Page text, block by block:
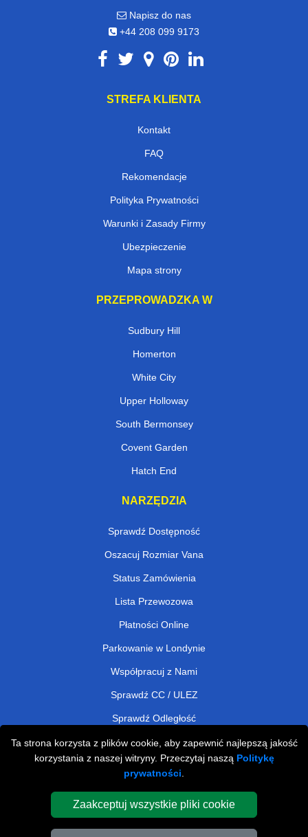
Ta strona korzysta z plików cookie, aby zapewnić najlepszą jakość
korzystania z naszej witryny. Przeczytaj naszą Politykę
prywatności
Zaakceptuj wszystkie pliki cookie
Napisz do nas
+44 208 099 9173
STREFA KLIENTA
Kontakt
FAQ
Rekomendacje
Polityka Prywatności
Warunki i Zasady Firmy
Ubezpieczenie
Mapa strony
PRZEPROWADZKA W
Sudbury Hill
Homerton
White City
Upper Holloway
South Bermonsey
Covent Garden
Hatch End
NARZĘDZIA
Sprawdź Dostępność
Oszacuj Rozmiar Vana
Status Zamówienia
Lista Przewozowa
Płatności Online
Parkowanie w Londynie
Współpracuj z Nami
Sprawdź CC / ULEZ
Sprawdź Odległość
Man and Van Removals